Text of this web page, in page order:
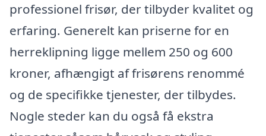
professionel frisør, der tilbyder kvalitet og
erfaring. Generelt kan priserne for en
herreklipning ligge mellem 250 og 600
kroner, afhængigt af frisørens renommé
og de specifikke tjenester, der tilbydes.
Nogle steder kan du også få ekstra